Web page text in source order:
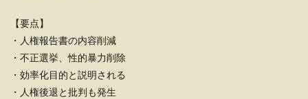
【要点】
・人権報告書の内容削減
・不正選挙、性的暴力削除
・効率化目的と説明される
・人権後退と批判も発生